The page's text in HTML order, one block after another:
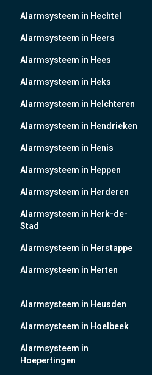
Alarmsysteem in Hechtel
Alarmsysteem in Heers
Alarmsysteem in Hees
Alarmsysteem in Heks
Alarmsysteem in Helchteren
Alarmsysteem in Hendrieken
Alarmsysteem in Henis
Alarmsysteem in Heppen
Alarmsysteem in Herderen
Alarmsysteem in Herk-de-
Stad
Alarmsysteem in Herstappe
Alarmsysteem in Herten
Alarmsysteem in Heusden
Alarmsysteem in Hoelbeek
Alarmsysteem in
Hoepertingen